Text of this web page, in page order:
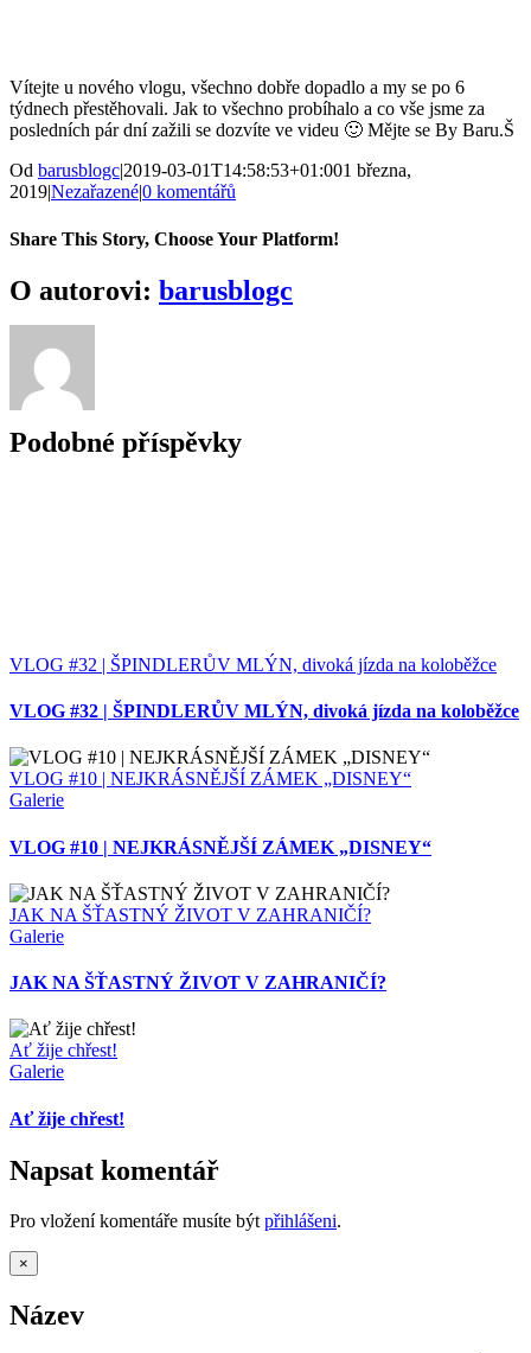
Vítejte u nového vlogu, všechno dobře dopadlo a my se po 6
týdnech přestěhovali. Jak to všechno probíhalo a co vše jsme za
posledních pár dní zažili se dozvíte ve videu 🙂 Mějte se By Baru.Š
Od barusblogc|2019-03-01T14:58:53+01:001 března,
2019|Nezařazené|0 komentářů
Share This Story, Choose Your Platform!
Facebook
Twitter
Reddit
LinkedIn
WhatsApp
Tumblr
Pinterest
Vk
E-
mail
O autorovi: barusblogc
Podobné příspěvky
VLOG #32 | ŠPINDLERŮV MLÝN, divoká jízda na koloběžce
VLOG #32 | ŠPINDLERŮV MLÝN, divoká jízda na koloběžce
VLOG #10 | NEJKRÁSNĚJŠÍ ZÁMEK „DISNEY“
Galerie
VLOG #10 | NEJKRÁSNĚJŠÍ ZÁMEK „DISNEY“
JAK NA ŠŤASTNÝ ŽIVOT V ZAHRANIČÍ?
Galerie
JAK NA ŠŤASTNÝ ŽIVOT V ZAHRANIČÍ?
Ať žije chřest!
Galerie
Ať žije chřest!
Napsat komentář
Pro vložení komentáře musíte být přihlášeni.
Zavřít
Rychlé
produktu
×
Název